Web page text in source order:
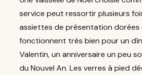
service peut ressortir plusieurs
assiettes de présentation dorées
fonctionnent très bien pour un
Valentin, un anniversaire un peu
du Nouvel An. Les verres à pied